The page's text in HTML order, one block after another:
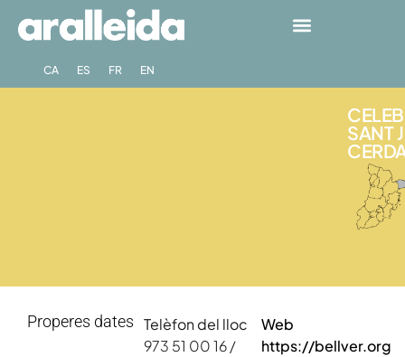
CA ES FR EN
SANT
Properes dates Telèfon del lloc
973 51 00 16 /
Web
https://bellver.org